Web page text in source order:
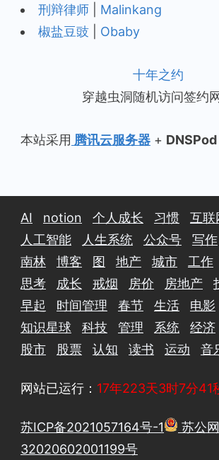
刑辩律师
Malinkang
椒盐豆豉
Obaby
十年之约
穿越虫洞随机访问签约
本站采用 腾讯云服务器 + DNSPod
AI notion 个人成长 习惯
互联
人工智能
人生系统 公众号 写作
南林
博客 图 地产 城市 工作
思考
成长 戒烟 房价 房地产
早起
时间管理 春节 生活 电影
知识星球
科技 管理 系统 经济
股市
股票 认知 读书 运动 音
网站已运行： 17年223天3时7分41
苏ICP备2021057164号-1
苏公
32020602001199号